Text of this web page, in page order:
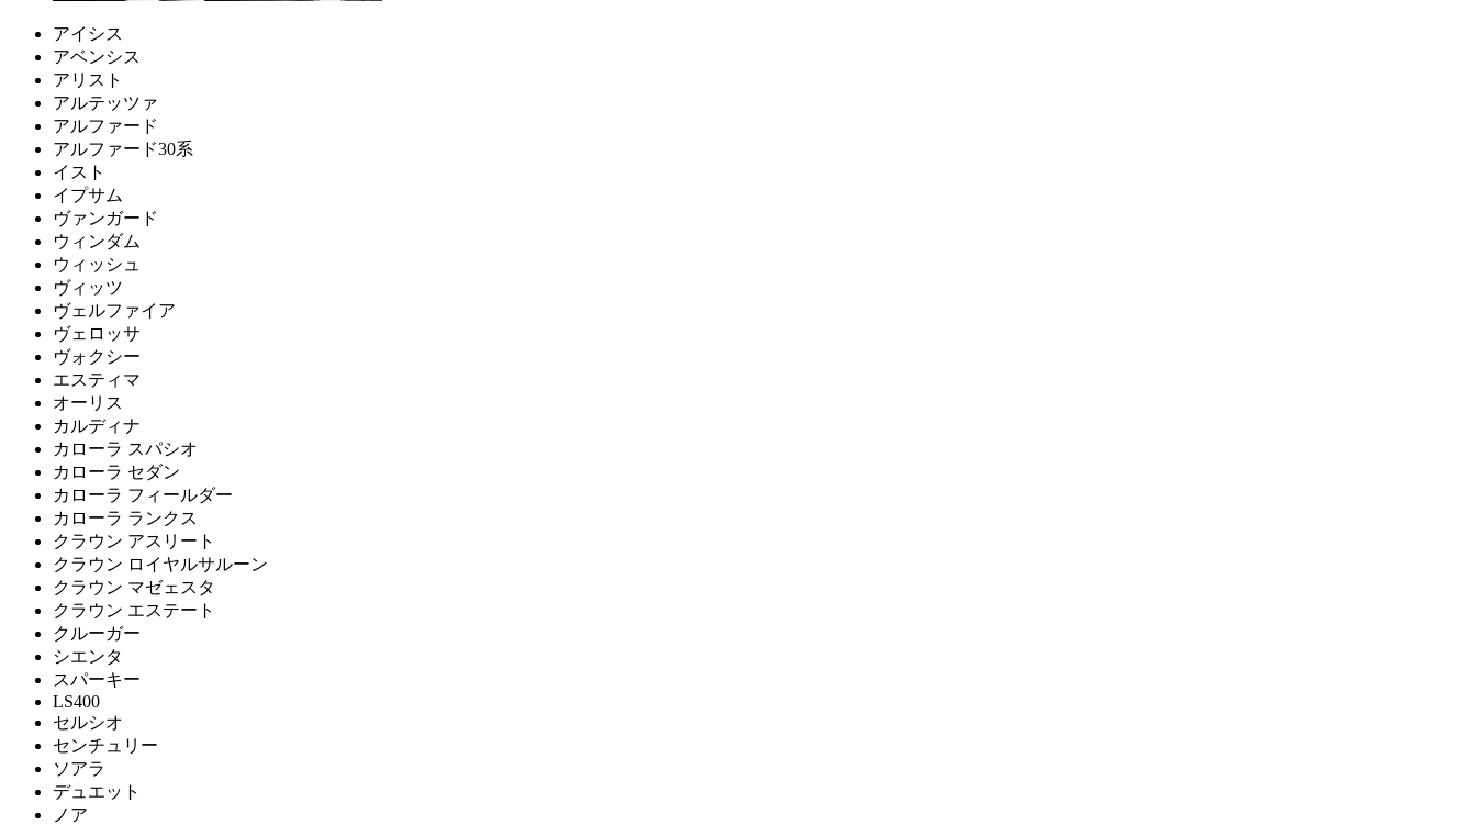
アイシス
アベンシス
アリスト
アルテッツァ
アルファード
アルファード30系
イスト
イプサム
ヴァンガード
ウィンダム
ウィッシュ
ヴィッツ
ヴェルファイア
ヴェロッサ
ヴォクシー
エスティマ
オーリス
カルディナ
カローラ スパシオ
カローラ セダン
カローラ フィールダー
カローラ ランクス
クラウン アスリート
クラウン ロイヤルサルーン
クラウン マゼェスタ
クラウン エステート
クルーガー
シエンタ
スパーキー
LS400
セルシオ
センチュリー
ソアラ
デュエット
ノア